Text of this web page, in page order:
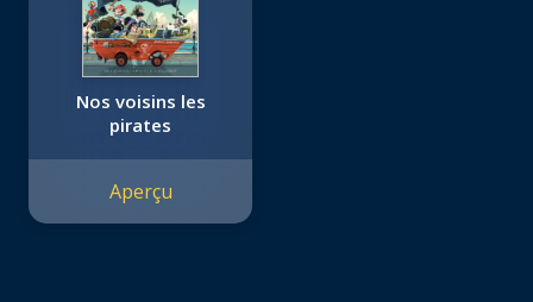
Nos voisins les
pirates
Aperçu